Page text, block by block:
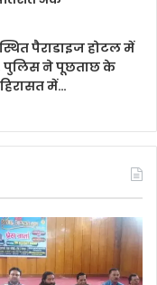
पैराडाइज होटल में
पुलिस ने पूछताछ के
में…